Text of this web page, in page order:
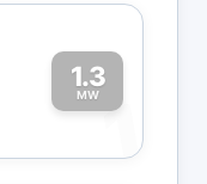
1.3
MW1